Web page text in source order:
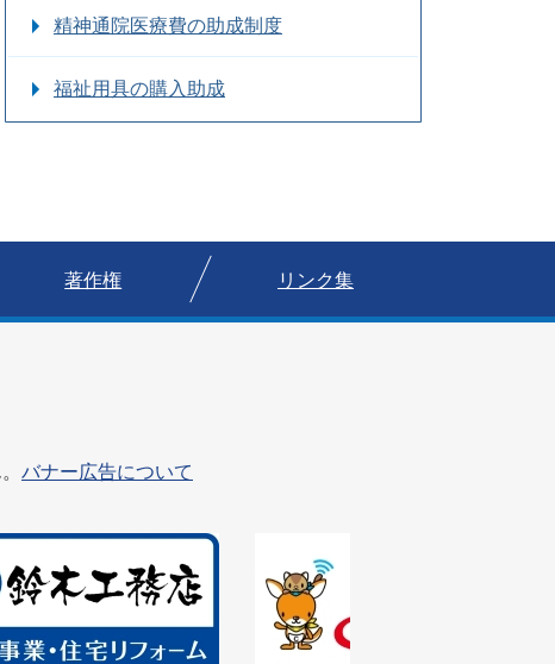
精神通院医療費の助成制度
福祉用具の購入助成
著作権 リンク集
バナー広告について
枚
目